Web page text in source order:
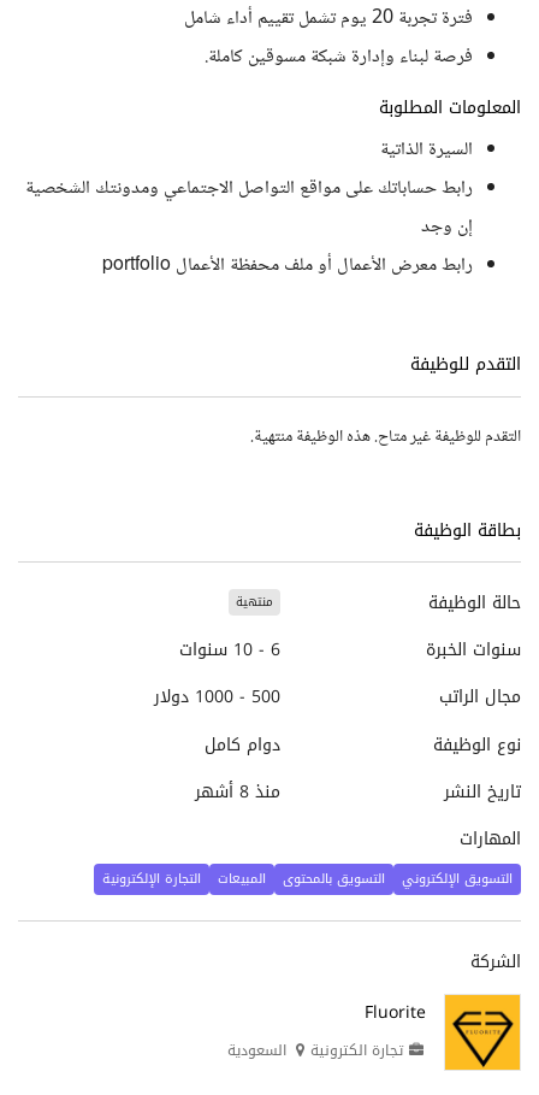
فترة تجربة 20 يوم تشمل تقییم أداء شامل
فرصة لبناء وإدارة شبكة مسوقين كاملة.
المعلومات المطلوبة
السيرة الذاتية
رابط حساباتك على مواقع التواصل الاجتماعي ومدونتك الشخصية
إن وجد
رابط معرض الأعمال أو ملف محفظة الأعمال portfolio
التقدم للوظيفة
التقدم للوظيفة غير متاح. هذه الوظيفة منتهية.
بطاقة الوظيفة
حالة الوظيفة منتهية
سنوات الخبرة
6 - 10 سنوات
مجال الراتب
500 - 1000 دولار
نوع الوظيفة
دوام كامل
تاريخ النشر
منذ 8 أشهر
المهارات
التسويق الإلكتروني التسويق بالمحتوى المبيعات التجارة الإلكترونية
الشركة
Fluorite
تجارة الكترونية السعودية